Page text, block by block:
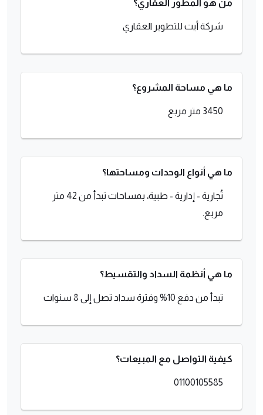
من هو المطور العقاري؟
شركة أيت للتطوير العقاري
ما هي مساحة المشروع؟
3450 متر مربع
ما هي أنواع الوحدات ومساحتها؟
تُجارية - إدارية - طبية، بمساحات تبدأ من 42 متر
مربع.
ما هي أنظمة السداد والتقسيط؟
تبدأ من دفع 10% وفترة سداد تصل إلى 8 سنوات
كيفية التواصل مع المبيعات؟
01100105585